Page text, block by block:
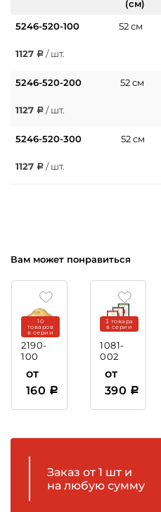
(см)
5246-520-100 52 см
1127 / шт.
5246-520-200 52 см
1127 / шт.
5246-520-300 52 см
1127 / шт.
Вам может понравиться
2190-
100
10
товаров
в серии
от
160
1081-
002
пластиковая
3 товара
в серии
от
390
Заказ от 1 шт и
на любую сумму